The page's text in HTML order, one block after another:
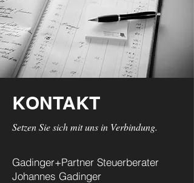
KONTAKT
Setzen Sie sich mit uns in Verbindung.
Gadinger+Partner Steuerberater
Johannes Gadinger